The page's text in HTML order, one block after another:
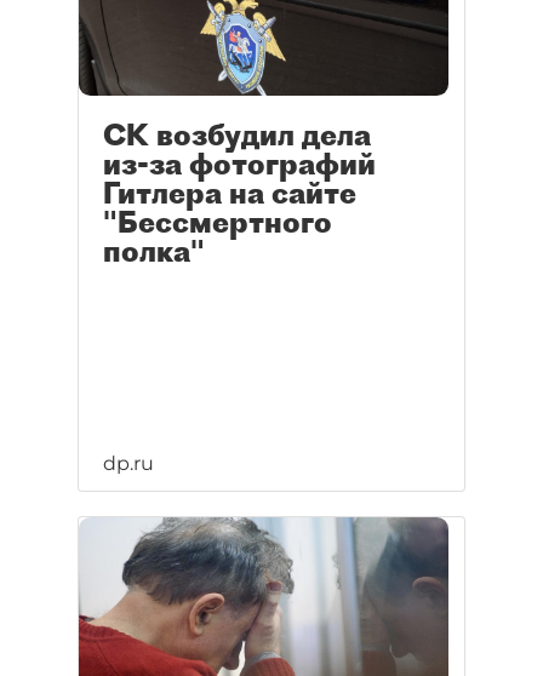
СК возбудил дела
из‑за фотографий
Гитлера на сайте
"Бессмертного
полка"
dp.ru